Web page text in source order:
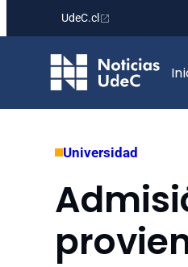
contenido
UdeC.cl
Universidad